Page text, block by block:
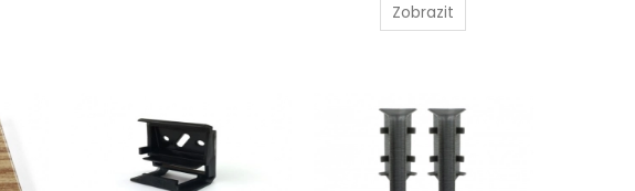
Zobrazit